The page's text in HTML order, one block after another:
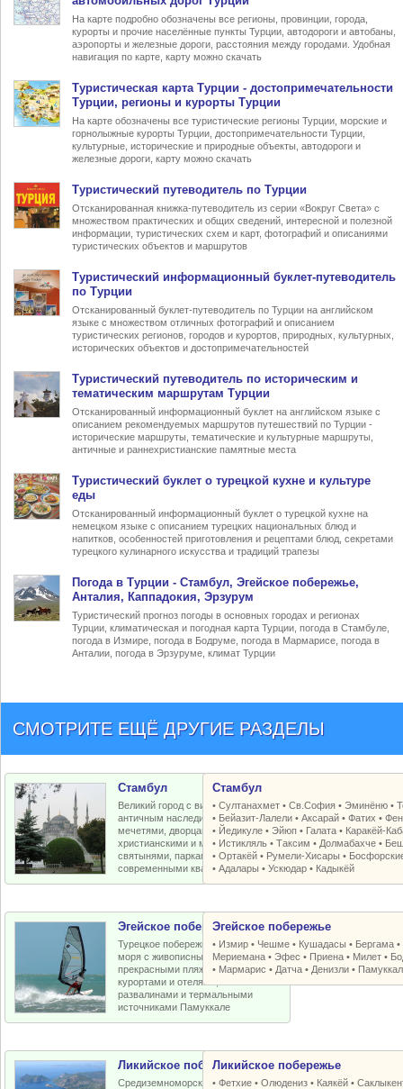
На карте подробно обозначены все регионы, провинции, города,
курорты и прочие населённые пункты Турции, автодороги и автобаны,
аэропорты и железные дороги, расстояния между городами. Удобная
навигация по карте, карту можно скачать
Туристическая карта Турции - достопримечательности
Турции, регионы и курорты Турции
На карте обозначены все туристические регионы Турции, морские и
горнолыжные курорты Турции, достопримечательности Турции,
культурные, исторические и природные объекты, автодороги и
железные дороги, карту можно скачать
Туристический путеводитель по Турции
Отсканированная книжка-путеводитель из серии «Вокруг Света» с
множеством практических и общих сведений, интересной и полезной
информации, туристических схем и карт, фотографий и описаниями
туристических объектов и маршрутов
Туристический информационный буклет-путеводитель
по Турции
Отсканированный буклет-путеводитель по Турции на английском
языке с множеством отличных фотографий и описанием
туристических регионов, городов и курортов, природных, культурных,
исторических объектов и достопримечательностей
Туристический путеводитель по историческим и
тематическим маршрутам Турции
Отсканированный информационный буклет на английском языке с
описанием рекомендуемых маршрутов путешествий по Турции -
исторические маршруты, тематические и культурные маршруты,
античные и раннехристианские памятные места
Туристический буклет о турецкой кухнеи культуре
еды
Отсканированный информационный буклет о турецкой кухне на
немецком языке с описанием турецких национальных блюд и
напитков, особенностей приготовления и рецептами блюд, секретами
турецкого кулинарного искусства и традиций трапезы
Погода в Турции - Стамбул, Эгейское побережье,
Анталия, Каппадокия, Эрзурум
Туристический прогноз погоды в основных городах и регионах
Турции, климатическая и погодная карта Турции, погода в Стамбуле,
погода в Измире, погода в Бодруме, погода в Мармарисе, погода в
Анталии, погода в Эрзуруме, климат Турции
СМОТРИТЕ ЕЩЁ ДРУГИЕ РАЗДЕЛЫ
Стамбул
Великий город с византийским и
античным наследием, османскими
мечетями, дворцами, крепостями,
христианскими и мусульманскими
святынями, парками, старыми и
современными кварталами
Стамбул
•Султанахмет •Св.София •Эминёню •
• Бейазит-Лалели •Аксарай •Фатих •
• Йедикуле •Эйюп • Галата • Каракёй-
• Истикляль •Таксим • Долмабахче •
•Ортакёй • Румели-Xисары •
•Адалары •Ускюдар • Кадыкёй
Эгейское побережье
Турецкое побережье Эгейского
моря с живописными бухтами,
прекрасными пляжами, отличными
курортами и отелями, античными
развалинами и термальными
источниками Памуккале
Эгейское побережье
• Измир • Чешме • Кушадасы • Бергама •
Мериемана •Эфес • Приена • Милет •
• Мармарис • Датча • Денизли •
Ликийское побережье
Средиземноморское побережье
Ликийское побережье
•Фетхие •Олюдениз • Каякёй •